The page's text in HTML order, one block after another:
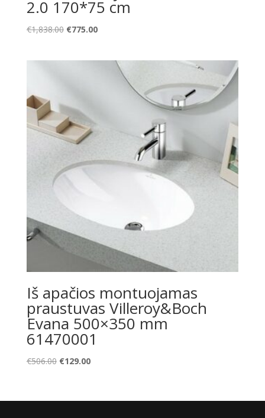
2.0 170*75 cm
€1,838.00 Original
€775.00Current
€775.00.
Iš apačios montuojamas
praustuvas Villeroy&Boch
Evana 500×350 mm
61470001
€506.00 Original
€506.00.
€129.00Current
€129.00.